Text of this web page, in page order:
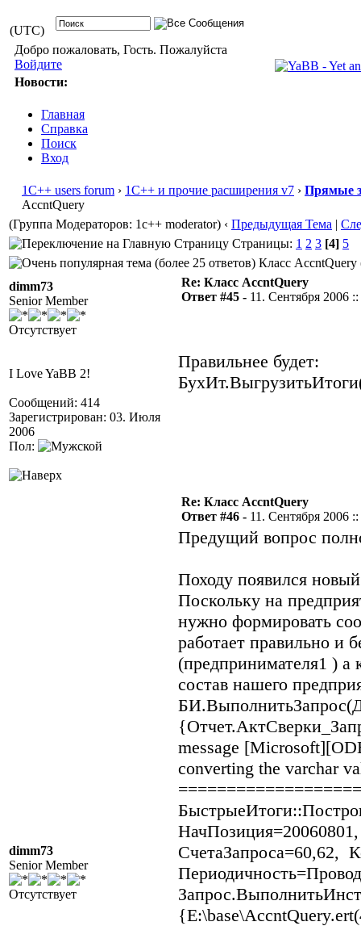
(UTC)
Добро пожаловать, Гость. Пожалуйста
Войдите
Новости:
Главная
Справка
Поиск
Вход
1С++ users forum › 1С++ и прочие расширения v7 › Прямые
AccntQuery
(Группа Модераторов: 1c++ moderator) ‹ Предыдущая Тема |
Страницы: 1 2 3 [4] 5
Класс AccntQuery
dimm73
Senior Member
Отсутствует
I Love YaBB 2!
Сообщений: 414
Зарегистрирован: 03. Июля
2006
Пол:
Re: Класс AccntQuery
Ответ #45 - 11. Сентября 2006
Правильнее будет:
dimm73
Senior Member
Отсутствует
Re: Класс AccntQuery
Ответ #46 - 11. Сентября 2006
Предущий вопрос
Походу появился
Поскольку на
нужно формировать
работает правильно и
(предпринимателя1 ) а
состав нашего
message
converting the varchar
СчетаЗапроса=60,62,